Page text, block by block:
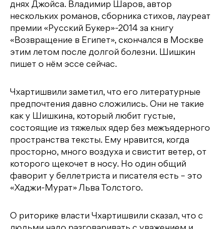
днях Джойса. Владимир Шаров, автор
нескольких романов, сборника стихов, лауреат
премии «Русский Букер»-2014 за книгу
«Возвращение в Египет», скончался в Москве
этим летом после долгой болезни. Шишкин
пишет о нём эссе сейчас.
Чхартишвили заметил, что его литературные
предпочтения давно сложились. Они не такие
как у Шишкина, который любит густые,
состоящие из тяжелых ядер без межъядерного
пространства тексты. Ему нравится, когда
просторно, много воздуха и свистит ветер, от
которого щекочет в носу. Но один общий
фаворит у беллетриста и писателя есть – это
«Хаджи-Мурат» Льва Толстого.
О риторике власти Чхартишвили сказал, что с